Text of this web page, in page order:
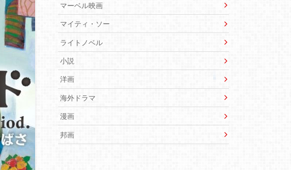
マーベル映画
マイティ・ソー
ライトノベル
小説
洋画
海外ドラマ
漫画
邦画